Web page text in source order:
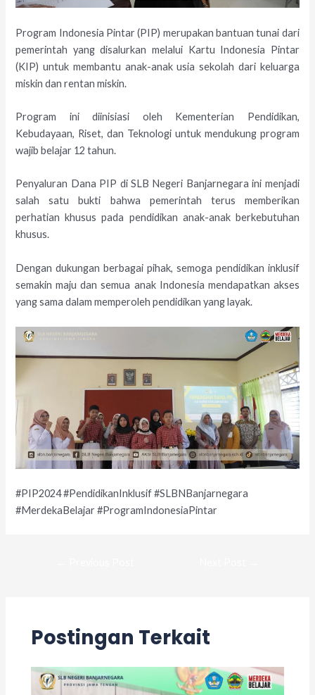
Program Indonesia Pintar (PIP) merupakan bantuan tunai dari
pemerintah yang disalurkan melalui Kartu Indonesia Pintar
(KIP) untuk membantu anak-anak usia sekolah dari keluarga
miskin dan rentan miskin.
Program ini diinisiasi oleh Kementerian Pendidikan,
Kebudayaan, Riset, dan Teknologi untuk mendukung program
wajib belajar 12 tahun.
Penyaluran Dana PIP di SLB Negeri Banjarnegara ini menjadi
salah satu bukti bahwa pemerintah terus memberikan
perhatian khusus pada pendidikan anak-anak berkebutuhan
khusus.
Dengan dukungan berbagai pihak, semoga pendidikan inklusif
semakin maju dan semua anak Indonesia mendapatkan akses
yang sama dalam memperoleh pendidikan yang layak.
#PIP2024 #PendidikanInklusif #SLBNBanjarnegara
#MerdekaBelajar #ProgramIndonesiaPintar
Postingan Terkait